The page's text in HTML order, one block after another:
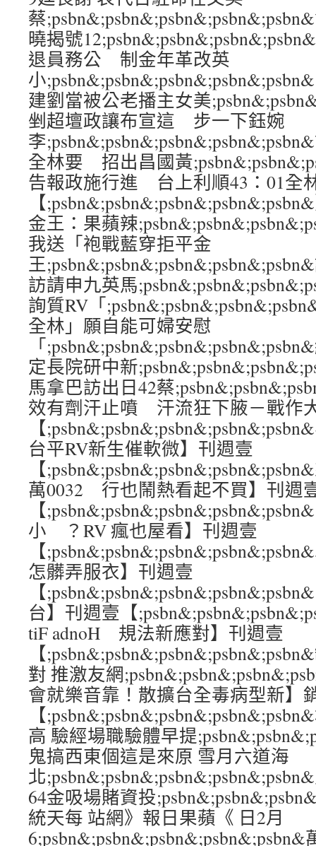
蔡
曉揭號
退員務公 制金年革改英
小
建劉當被公老播主女美
剉超壇政讓布宣這 步一下鈺婉
李
全林要 招出昌國黃
告報政施行進 台上利順43：01全
【
金王：果蘋辣
我送「袍戰藍穿拒平金
王
訪請申九英馬
詢質RV「
全林」願自能可婦安慰
「
定長院研中新
馬拿巴訪出日42蔡
效有劑汗止噴 汗流狂下腋－戰作
【
台平RV新生催軟微】刊週壹
【
萬0032 行也鬧熱看起不買】刊週
【
小 ？RV 瘋也屋看】刊週壹
【
怎髒弄服衣】刊週壹
【
台】刊週壹【
tiF adnoH 規法新應對】刊週壹
【
對 推激友網
會就樂音靠！散擴台全毒病型新】
【
高 驗經場職驗體早提
鬼搞西東個這是來原 雪月六道海
北
64金吸場賭資投
統天每 站網》報日果蘋《 日2月